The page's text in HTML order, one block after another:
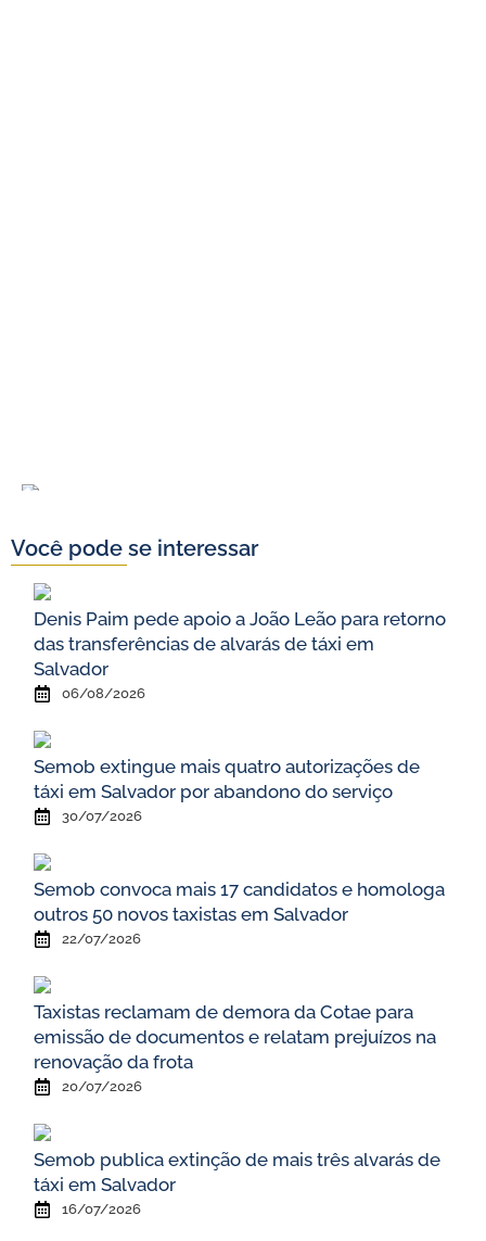
Você pode se interessar
Denis Paim pede apoio a João Leão para retorno
das transferências de alvarás de táxi em
Salvador
06/08/2026
Semob extingue mais quatro autorizações de
táxi em Salvador por abandono do serviço
30/07/2026
Semob convoca mais 17 candidatos e homologa
outros 50 novos taxistas em Salvador
22/07/2026
Taxistas reclamam de demora da Cotae para
emissão de documentos e relatam prejuízos na
renovação da frota
20/07/2026
Semob publica extinção de mais três alvarás de
táxi em Salvador
16/07/2026